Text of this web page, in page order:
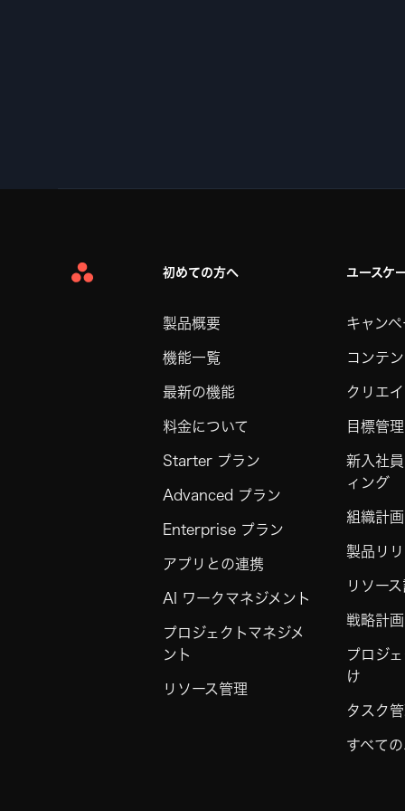
Asana
初めての方へ
製品概要
機能一覧
最新の機能
料金について
Starter プラン
Advanced プラン
Enterprise プラン
アプリとの連携
AI ワークマネジメント
プロジェクトマネジメ
ント
リソース管理
ユースケ
キャン
コンテ
クリエ
目標管理
新入社
ィング
組織計画
製品リ
リソー
戦略計画
プロジ
け
タスク
すべて